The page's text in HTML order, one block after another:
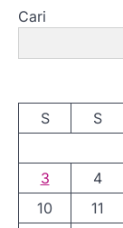
Cari
S
S
3
4
10
11